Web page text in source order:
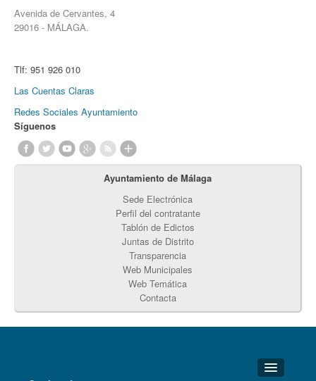
Avenida de Cervantes, 4
29016 - MÁLAGA.
Tlf: 951 926 010
Las Cuentas Claras
Redes Sociales Ayuntamiento
Síguenos
Ayuntamiento de Málaga
Sede Electrónica
Perfil del contratante
Tablón de Edictos
Juntas de Distrito
Transparencia
Web Municipales
Web Temática
Contacta